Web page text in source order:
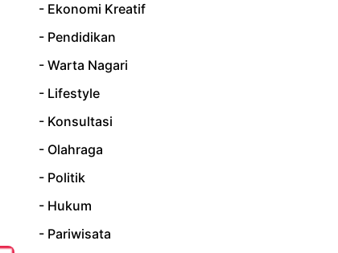
- Ekonomi Kreatif
- Pendidikan
- Warta Nagari
- Lifestyle
- Konsultasi
- Olahraga
- Politik
- Hukum
- Pariwisata